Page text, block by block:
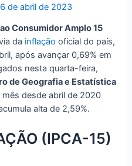
de abril de 2023
Consumidor Amplo 15
da inflação oficial do país,
após avançar 0,69% em
nesta quarta-feira,
de Geografia e Estatística
desde abril de 2020
alta de 2,59%.
(IPCA-15)